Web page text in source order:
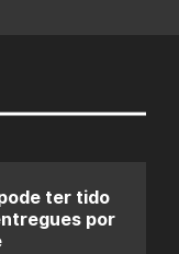
ter tido
por